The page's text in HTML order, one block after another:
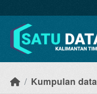
Kumpulan data